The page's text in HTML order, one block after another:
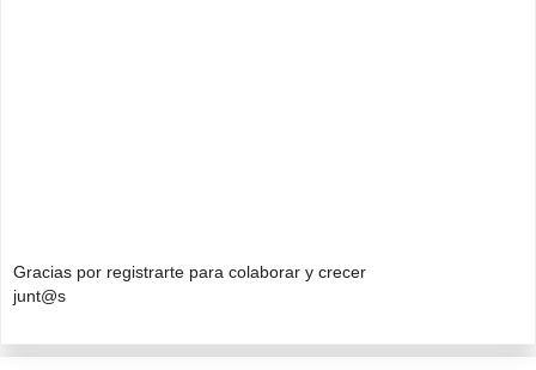
Gracias por registrarte para colaborar y crecer
junt@s